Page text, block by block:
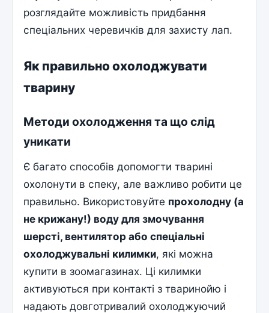
розглядайте можливість придбання
спеціальних черевичків для захисту лап.
Як правильно охолоджувати
тварину
Методи охолодження та що слід
уникати
Є багато способів допомогти тварині
охолонути в спеку, але важливо робити це
правильно. Використовуйте прохолодну (а
не крижану!) воду для змочування
шерсті, вентилятор або спеціальні
охолоджувальні килимки, які можна
купити в зоомагазинах. Ці килимки
активуються при контакті з тваринойю і
надають довготривалий охолоджуючий